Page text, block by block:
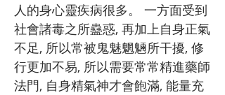
人的身心靈疾病很多。 一方面受到
社會諸毒之所蠱惑, 再加上自身正氣
不足, 所以常被鬼魅魍魎所干擾, 修
行更加不易, 所以需要常常精進藥師
法門, 自身精氣神才會飽滿, 能量充